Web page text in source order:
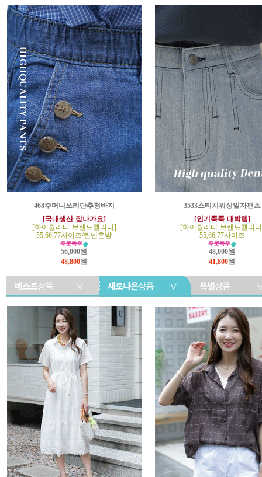
468주머니쓰리단추청바지
[국내생산-잘나가요]
[하이퀄리티-브랜드퀄리티]
55,66,77사이즈/린넨혼방
56,000원
48,800원
3533스티치워싱일자팬츠
[인기쭉쭉-대박템]
[하이퀄리티-브랜드퀄리
55,66,77사이즈
48,000원
41,800원